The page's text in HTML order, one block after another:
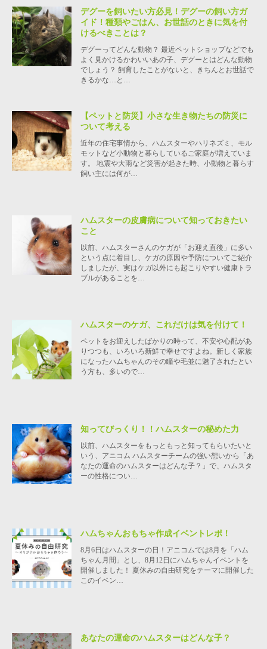
デグーを飼いたい方必見！デグーの飼い方ガ
イド！種類やごはん、お世話のときに気を付
けるべきことは？
デグーってどんな動物？ 最近ペットショップなどでも
よく見かけるかわいいあの子、デグーとはどんな動物
でしょう？ 飼育したことがないと、きちんとお世話で
きるかな…と…
【ペットと防災】小さな生き物たちの防災に
ついて考える
近年の住宅事情から、ハムスターやハリネズミ、モル
モットなど小動物と暮らしているご家庭が増えていま
す。 地震や大雨など災害が起きた時、小動物と暮らす
飼い主には何が…
ハムスターの皮膚病について知っておきたい
こと
以前、ハムスターさんのケガが「お迎え直後」に多い
という点に着目し、ケガの原因や予防についてご紹介
しましたが、実はケガ以外にも起こりやすい健康トラ
ブルがあることを…
ハムスターのケガ、これだけは気を付けて！
ペットをお迎えしたばかりの時って、不安や心配があ
りつつも、いろいろ新鮮で幸せですよね。新しく家族
になったハムちゃんのその瞳や毛並に魅了されたとい
う方も、多いので…
知ってびっくり！！ハムスターの秘めた力
以前、ハムスターをもっともっと知ってもらいたいと
いう、アニコム ハムスターチームの強い想いから「あ
なたの運命のハムスターはどんな子？」で、ハムスタ
ーの性格につい…
ハムちゃんおもちゃ作成イベントレポ！
8月6日はハムスターの日！アニコムでは8月を「ハム
ちゃん月間」とし、8月12日にハムちゃんイベントを
開催しました！ 夏休みの自由研究をテーマに開催した
このイベン…
あなたの運命のハムスターはどんな子？